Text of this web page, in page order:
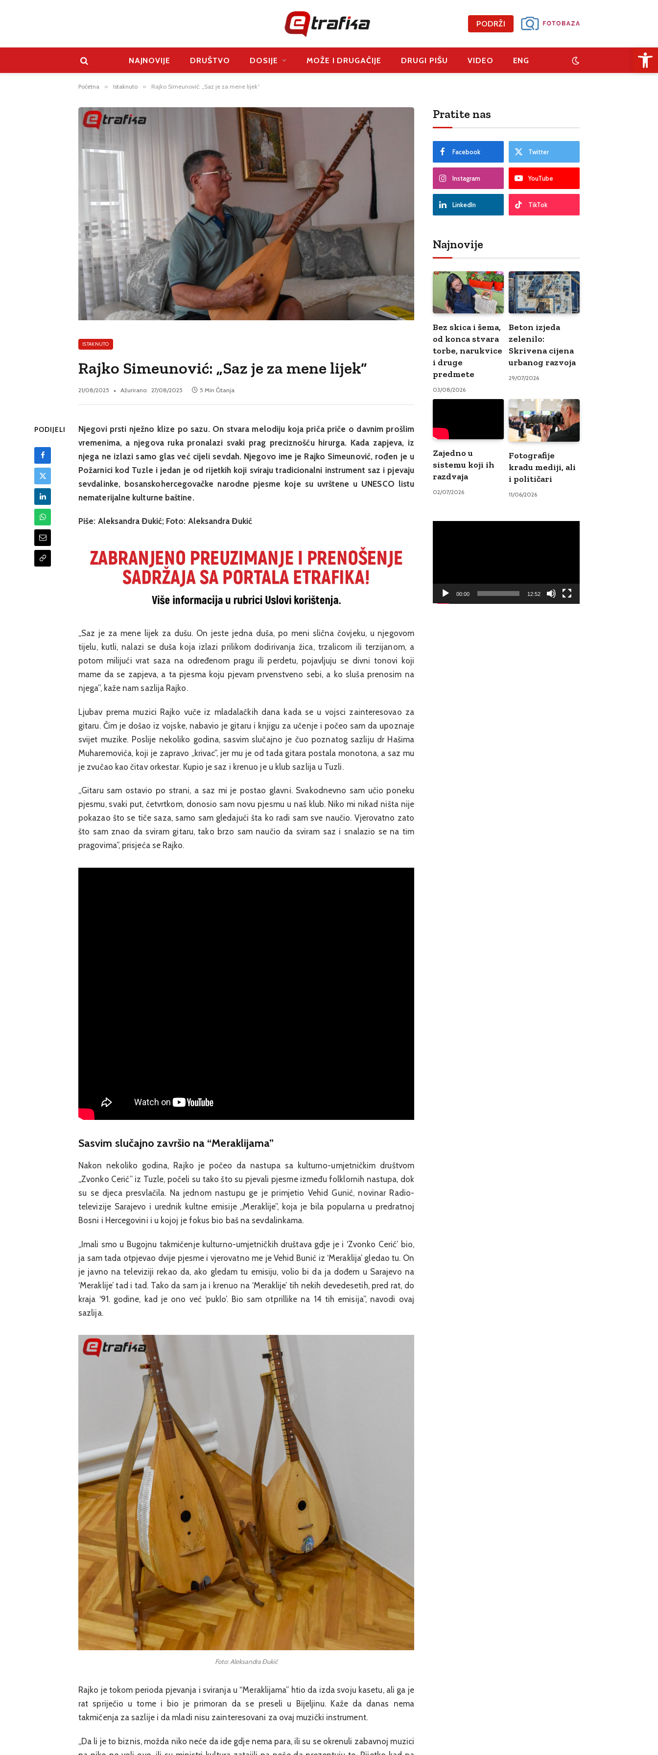
PODRŽI
NAJNOVIJE DRUŠTVO DOSIJE MOŽE I DRUGAČIJE DRUGI PIŠU VIDEO ENG
Početna » Istaknuto » Rajko Simeunović: „Saz je za mene lijek”
ISTAKNUTO
Rajko Simeunović: „Saz je za mene lijek”
21/08/2025 Ažurirano: 27/08/2025 5 Min Čitanja
PODIJELI
Njegovi prsti nježno klize po sazu. On stvara melodiju koja priča priče o davnim prošlim
vremenima, a njegova ruka pronalazi svaki prag preciznošću hirurga. Kada zapjeva, iz
njega ne izlazi samo glas već cijeli sevdah. Njegovo ime je Rajko Simeunović, rođen je u
Požarnici kod Tuzle i jedan je od rijetkih koji sviraju tradicionalni instrument saz i pjevaju
sevdalinke, bosanskohercegovačke narodne pjesme koje su uvrštene u UNESCO listu
nematerijalne kulturne baštine.
Piše: Aleksandra Đukić; Foto: Aleksandra Đukić
„Saz je za mene lijek za dušu. On jeste jedna duša, po meni slična čovjeku, u njegovom
tijelu, kutli, nalazi se duša koja izlazi prilikom dodirivanja žica, trzalicom ili terzijanom, a
potom milijući vrat saza na određenom pragu ili perdetu, pojavljuju se divni tonovi koji
mame da se zapjeva, a ta pjesma koju pjevam prvenstveno sebi, a ko sluša prenosim na
njega”, kaže nam sazlija Rajko.
Ljubav prema muzici Rajko vuče iz mladalačkih dana kada se u vojsci zainteresovao za
gitaru. Čim je došao iz vojske, nabavio je gitaru i knjigu za učenje i počeo sam da upoznaje
svijet muzike. Poslije nekoliko godina, sasvim slučajno je čuo poznatog sazliju dr Hašima
Muharemovića, koji je zapravo „krivac”, jer mu je od tada gitara postala monotona, a saz mu
je zvučao kao čitav orkestar. Kupio je saz i krenuo je u klub sazlija u Tuzli.
„Gitaru sam ostavio po strani, a saz mi je postao glavni. Svakodnevno sam učio poneku
pjesmu, svaki put, četvrtkom, donosio sam novu pjesmu u naš klub. Niko mi nikad ništa nije
pokazao što se tiče saza, samo sam gledajući šta ko radi sam sve naučio. Vjerovatno zato
što sam znao da sviram gitaru, tako brzo sam naučio da sviram saz i snalazio se na tim
pragovima”, prisjeća se Rajko.
Sasvim slučajno završio na “Meraklijama”
Nakon nekoliko godina, Rajko je počeo da nastupa sa kulturno-umjetničkim društvom
„Zvonko Cerić” iz Tuzle, počeli su tako što su pjevali pjesme između folklornih nastupa, dok
su se djeca presvlačila. Na jednom nastupu ge je primjetio Vehid Gunić, novinar Radio-
televizije Sarajevo i urednik kultne emisije „Meraklije”, koja je bila popularna u predratnoj
Bosni i Hercegovini i u kojoj je fokus bio baš na sevdalinkama.
„Imali smo u Bugojnu takmičenje kulturno-umjetničkih društava gdje je i ‘Zvonko Cerić’ bio,
ja sam tada otpjevao dvije pjesme i vjerovatno me je Vehid Bunić iz ‘Meraklija’ gledao tu. On
je javno na televiziji rekao da, ako gledam tu emisiju, volio bi da ja dođem u Sarajevo na
‘Meraklije’ tad i tad. Tako da sam ja i krenuo na ‘Meraklije’ tih nekih devedesetih, pred rat, do
kraja ‘91. godine, kad je ono već ‘puklo’. Bio sam otprillike na 14 tih emisija”, navodi ovaj
sazlija.
Foto: Aleksandra Đukić
Rajko je tokom perioda pjevanja i sviranja u “Meraklijama” htio da izda svoju kasetu, ali ga je
rat spriječio u tome i bio je primoran da se preseli u Bijeljinu. Kaže da danas nema
takmičenja za sazlije i da mladi nisu zainteresovani za ovaj muzički instrument.
„Da li je to biznis, možda niko neće da ide gdje nema para, ili su se okrenuli zabavnoj muzici
Pratite nas
Facebook Twitter
Instagram YouTube
LinkedIn TikTok
Najnovije
Bez skica i šema,
od konca stvara
torbe, narukvice
i druge
predmete
03/08/2026
Beton izjeda
zelenilo:
Skrivena cijena
urbanog razvoja
29/07/2026
Zajedno u
sistemu koji ih
razdvaja
02/07/2026
Fotografije
kradu mediji, ali
i političari
11/06/2026
00:00 12:52